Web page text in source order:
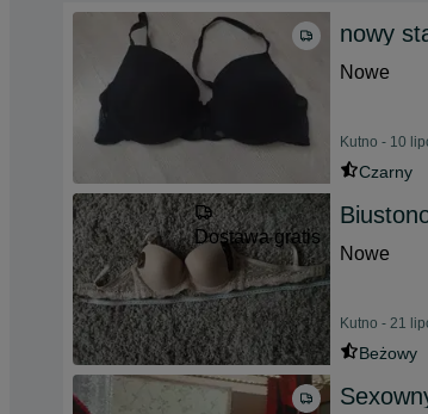
nowy
Nowe
Kutno - 10
Czarny
Dostawa gratis
Nowe
Kutno - 21
Beżowy